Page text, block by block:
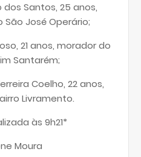
Santos, 25 anos,
José Operário;
21 anos, morador do
Santarém;
Coelho, 22 anos,
Livramento.
às 9h21*
Moura